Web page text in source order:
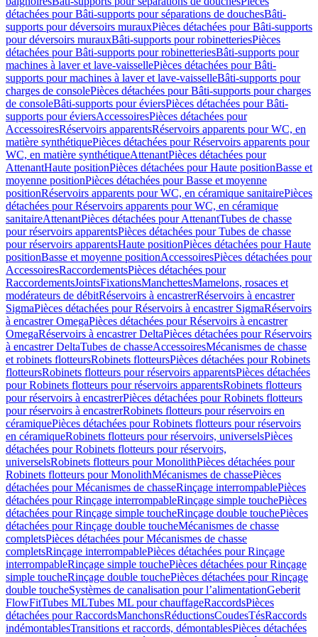
détachées pour Bâti-supports pour séparations de douchesBâti-
supports pour déversoirs murauxPièces détachées pour Bâti-supports
pour déversoirs murauxBâti-supports pour robinetteriesPièces
détachées pour Bâti-supports pour robinetteriesBâti-supports pour
machines à laver et lave-vaissellePièces détachées pour Bâti-
supports pour machines à laver et lave-vaisselleBâti-supports pour
charges de consolePièces détachées pour Bâti-supports pour charges
de consoleBâti-supports pour éviersPièces détachées pour Bâti-
supports pour éviersAccessoiresPièces détachées pour
AccessoiresRéservoirs apparentsRéservoirs apparents pour WC, en
matière synthétiquePièces détachées pour Réservoirs apparents pour
WC, en matière synthétiqueAttenantPièces détachées pour
AttenantHaute positionPièces détachées pour Haute positionBasse et
moyenne positionPièces détachées pour Basse et moyenne
positionRéservoirs apparents pour WC, en céramique sanitairePièces
détachées pour Réservoirs apparents pour WC, en céramique
sanitaireAttenantPièces détachées pour AttenantTubes de chasse
pour réservoirs apparentsPièces détachées pour Tubes de chasse
pour réservoirs apparentsHaute positionPièces détachées pour Haute
positionBasse et moyenne positionAccessoiresPièces détachées pour
AccessoiresRaccordementsPièces détachées pour
RaccordementsJointsFixationsManchettesMamelons, rosaces et
modérateurs de débitRéservoirs à encastrerRéservoirs à encastrer
SigmaPièces détachées pour Réservoirs à encastrer SigmaRéservoirs
à encastrer OmegaPièces détachées pour Réservoirs à encastrer
OmegaRéservoirs à encastrer DeltaPièces détachées pour Réservoirs
à encastrer DeltaTubes de chasseAccessoiresMécanismes de chasse
et robinets flotteursRobinets flotteursPièces détachées pour Robinets
flotteursRobinets flotteurs pour réservoirs apparentsPièces détachées
pour Robinets flotteurs pour réservoirs apparentsRobinets flotteurs
pour réservoirs à encastrerPièces détachées pour Robinets flotteurs
pour réservoirs à encastrerRobinets flotteurs pour réservoirs en
céramiquePièces détachées pour Robinets flotteurs pour réservoirs
en céramiqueRobinets flotteurs pour réservoirs, universelsPièces
détachées pour Robinets flotteurs pour réservoirs,
universelsRobinets flotteurs pour MonolithPièces détachées pour
Robinets flotteurs pour MonolithMécanismes de chassePièces
détachées pour Mécanismes de chasseRinçage interrompablePièces
détachées pour Rinçage interrompableRinçage simple touchePièces
détachées pour Rinçage simple toucheRinçage double touchePièces
détachées pour Rinçage double toucheMécanismes de chasse
completsPièces détachées pour Mécanismes de chasse
completsRinçage interrompablePièces détachées pour Rinçage
interrompableRinçage simple touchePièces détachées pour Rinçage
simple toucheRinçage double touchePièces détachées pour Rinçage
double toucheSystèmes de canalisation pour l’alimentationGeberit
FlowFitTubes MLTubes ML pour chauffageRaccordsPièces
détachées pour RaccordsManchonsRéductionsCoudesTésRaccords
indémontablesTransitions et raccords, démontablesPièces détachées